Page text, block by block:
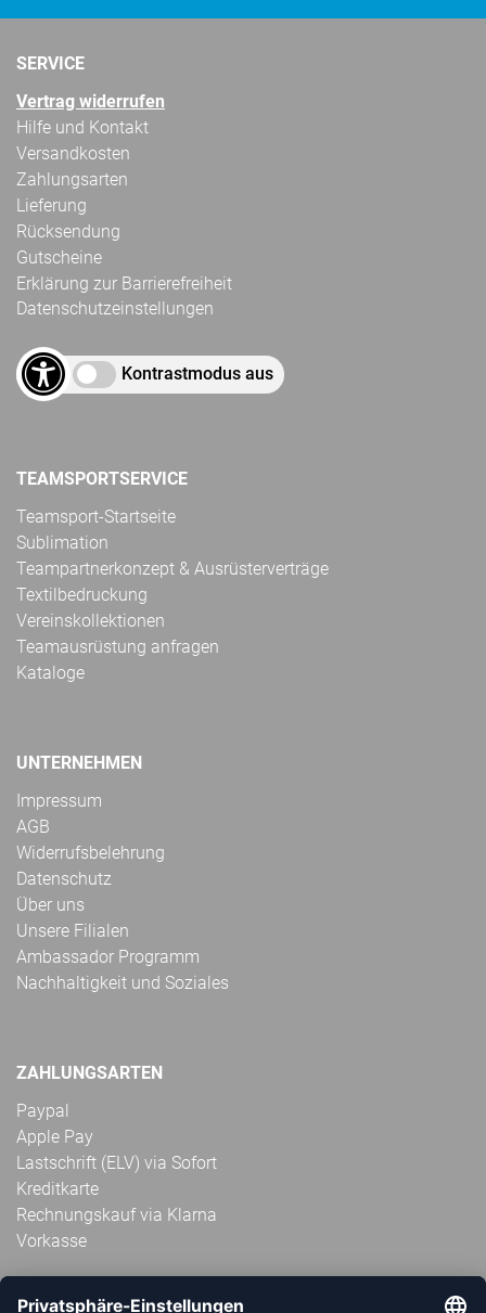
SERVICE
Vertrag widerrufen
Hilfe und Kontakt
Versandkosten
Zahlungsarten
Lieferung
Rücksendung
Gutscheine
Erklärung zur Barrierefreiheit
Datenschutzeinstellungen
Kontrastmodus aus
TEAMSPORTSERVICE
Teamsport-Startseite
Sublimation
Teampartnerkonzept & Ausrüsterverträge
Textilbedruckung
Vereinskollektionen
Teamausrüstung anfragen
Kataloge
UNTERNEHMEN
Impressum
AGB
Widerrufsbelehrung
Datenschutz
Über uns
Unsere Filialen
Ambassador Programm
Nachhaltigkeit und Soziales
ZAHLUNGSARTEN
Paypal
Apple Pay
Lastschrift (ELV) via Sofort
Kreditkarte
Rechnungskauf via Klarna
Vorkasse